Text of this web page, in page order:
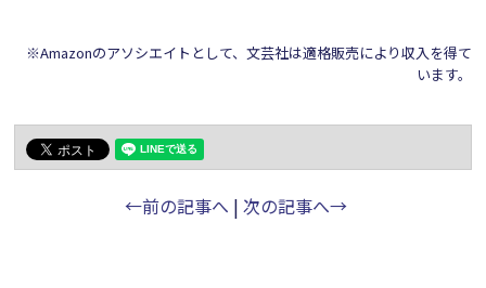
※Amazonのアソシエイトとして、文芸社は適格販売により収入を得て
います。
←前の記事へ | 次の記事へ→